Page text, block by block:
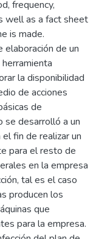
frequency,
well as a fact sheet
is made.
elaboración de un
la disponibilidad
de acciones
de
se desarrolló a un
fin de realizar un
para el resto de
en la empresa
tal es el caso
producen los
que
para la empresa.